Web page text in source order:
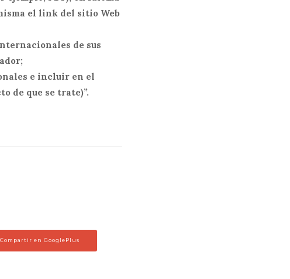
el link del sitio Web
de sus
e incluir en el
de que se trate)”.
Compartir en GooglePlus